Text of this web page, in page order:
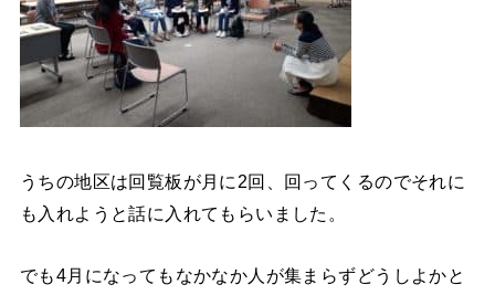
うちの地区は回覧板が月に2回、回ってくるのでそれに
も入れようと話に入れてもらいました。
でも4月になってもなかなか人が集まらずどうしよかと